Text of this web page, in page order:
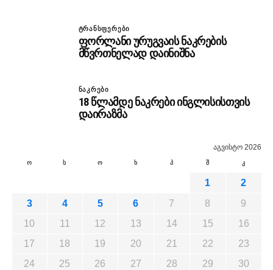
ᲢᲠᲐᲜᲡᲤᲔᲠᲔᲑᲘ
ფორლანი ურუგვაის ნაკრების
მწვრთნელად დაინიშნა
ᲜᲐᲙᲠᲔᲑᲘ
18 წლამდე ნაკრები ინგლისისთვის
დაირაზმა
აგვისტო 2026
ო ს ო ხ პ შ კ
1
2
3
4 5 6 7 8
9
10
11 12 13 14 15
16
17
18 19 20 21 22
23
24
25 26 27 28 29
30